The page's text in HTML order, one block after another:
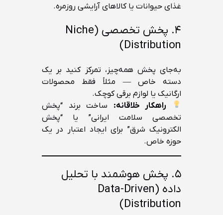
غذای حیوانات یا کالاهای آرایشی روزمره.
۴. پخش تخصصی (Niche
Distribution)
به‌جای پخش همه‌چیز، تمرکز کنید بر یک
دسته خاص — مثلاً فقط محصولات
ارگانیک یا لوازم برقی کوچک.
راهکار خلاقانه: ساخت برند “پخش
تخصصی سلامت ایرانی” یا “پخش
الکترونیک شرق” برای ایجاد اعتبار در یک
حوزه خاص.
۵. پخش هوشمند با تحلیل
داده (Data-Driven
Distribution)